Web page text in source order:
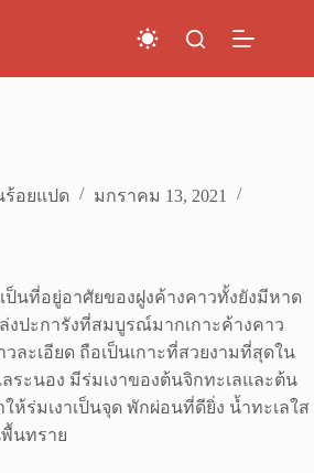
อยแปด
มกราคม 13, 2021
ป็นที่อยู่อาศัยของฝูงค้างคาวทั้งยังมีหาด
งปะการังที่สมบูรณ์มากเกาะค้างคาว
ละเอียด ถือเป็นเกาะที่สวยงามที่สุดใน
ลระนอง มีร่มเงาของต้นจิกทะเลและต้น
ห้ร่มเงาเป็นจุด พักผ่อนที่ดียิ่ง น้ำทะเลใส
นทราย